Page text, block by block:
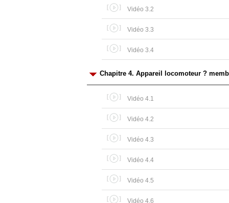
Vidéo 3.2
Vidéo 3.3
Vidéo 3.4
Chapitre 4. Appareil locomoteur ?
Vidéo 4.1
Vidéo 4.2
Vidéo 4.3
Vidéo 4.4
Vidéo 4.5
Vidéo 4.6